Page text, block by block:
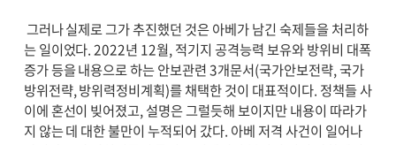
그러나 실제로 그가 추진했던 것은 아베가 남긴 숙제들을 처리하
는 일이었다. 2022년 12월, 적기지 공격능력 보유와 방위비 대폭
증가 등을 내용으로 하는 안보관련 3개문서(국가안보전략, 국가
방위전략, 방위력정비계획)를 채택한 것이 대표적이다. 정책들 사
이에 혼선이 빚어졌고, 설명은 그럴듯해 보이지만 내용이 따라가
지 않는 데 대한 불만이 누적되어 갔다. 아베 저격 사건이 일어나